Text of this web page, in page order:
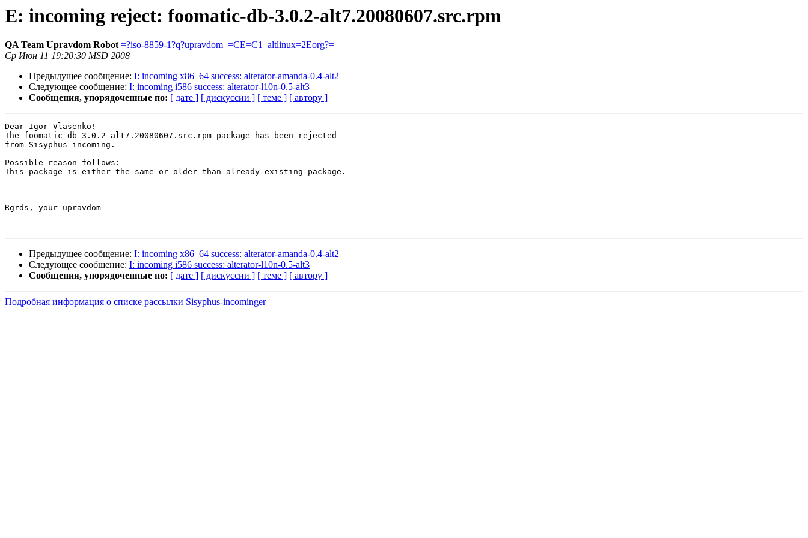
E: incoming reject: foomatic-db-3.0.2-alt7.20080607.src.rpm
QA Team Upravdom Robot =?iso-8859-1?q?upravdom_=CE=C1_altlinux=2Eorg?=
Ср Июн 11 19:20:30 MSD 2008
Предыдущее сообщение: I: incoming x86_64 success: alterator-amanda-0.4-alt2
Следующее сообщение: I: incoming i586 success: alterator-l10n-0.5-alt3
Сообщения, упорядоченные по: [ дате ] [ дискуссии ] [ теме ] [ автору ]
Dear Igor Vlasenko!
The foomatic-db-3.0.2-alt7.20080607.src.rpm package has been rejected
from Sisyphus incoming.
Possible reason follows:
This package is either the same or older than already existing package.
--
Rgrds, your upravdom
Предыдущее сообщение: I: incoming x86_64 success: alterator-amanda-0.4-alt2
Следующее сообщение: I: incoming i586 success: alterator-l10n-0.5-alt3
Сообщения, упорядоченные по: [ дате ] [ дискуссии ] [ теме ] [ автору ]
Подробная информация о списке рассылки Sisyphus-incominger